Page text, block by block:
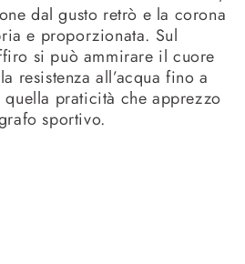
dal gusto retrò e la corona
e proporzionata. Sul
si può ammirare il cuore
resistenza all’acqua fino a
praticità che apprezzo
sportivo.